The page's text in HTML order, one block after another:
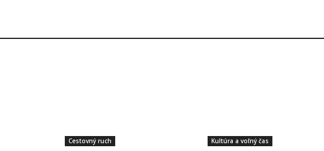
Cestovný ruch Kultúra a voľný čas